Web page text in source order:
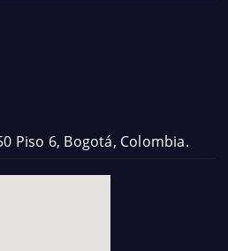
Piso 6, Bogotá, Colombia.